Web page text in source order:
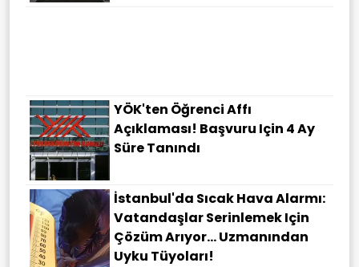
YÖK'ten Öğrenci Affı
Açıklaması! Başvuru Için 4 Ay
Süre Tanındı
İstanbul'da Sıcak Hava Alarmı:
Vatandaşlar Serinlemek Için
Çözüm Arıyor... Uzmanından
Uyku Tüyoları!